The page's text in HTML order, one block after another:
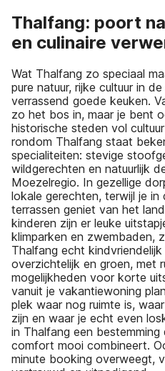
Thalfang: poort
en culinaire
Wat Thalfang zo speciaal
pure natuur, rijke cultuur in
verrassend goede keuken.
zo het bos in, maar je bent
historische steden vol
rondom Thalfang staat
specialiteiten: stevige
wildgerechten en natuurlijk
Moezelregio. In gezellige
lokale gerechten, terwijl je in
terrassen geniet van het
kinderen zijn er leuke
klimparken en zwembaden,
Thalfang echt
overzichtelijk en groen, met
mogelijkheden voor korte
vanuit je vakantiewoning
plek waar nog ruimte is,
zijn en waar je echt even
in Thalfang een
comfort mooi combineert.
minute booking overweegt,